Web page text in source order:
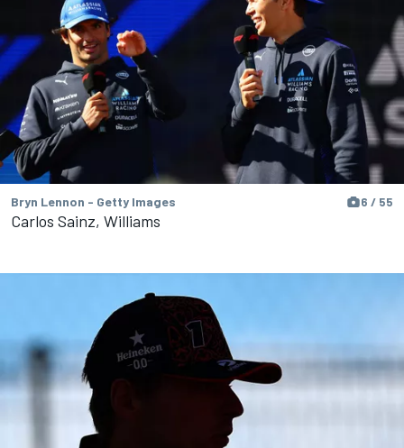
Bryn Lennon - Getty Images 6 / 55
Carlos Sainz, Williams